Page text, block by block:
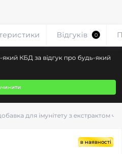
КБД за відгук про будь-який
для імунітету з екстрактом
Відгуків 0
в наявності